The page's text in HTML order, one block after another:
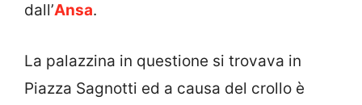
dall’Ansa.
La palazzina in questione si trovava in
Piazza Sagnotti ed a causa del crollo è